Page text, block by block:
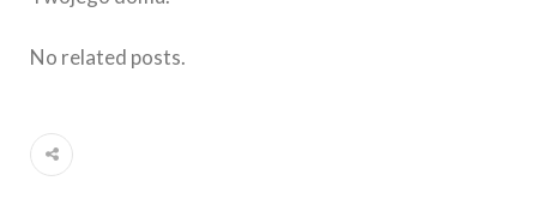
No related posts.